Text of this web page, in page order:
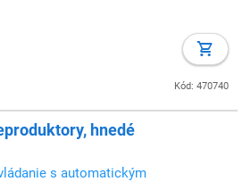
Kód: 470740
hnedé
s automatickým